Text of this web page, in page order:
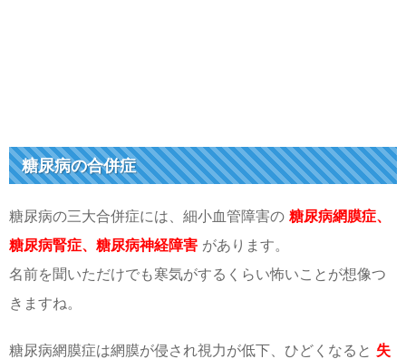
糖尿病の合併症
糖尿病の三大合併症には、細小血管障害の 糖尿病網膜症、
糖尿病腎症、糖尿病神経障害 があります。
名前を聞いただけでも寒気がするくらい怖いことが想像つ
きますね。
糖尿病網膜症は網膜が侵され視力が低下、ひどくなると 失